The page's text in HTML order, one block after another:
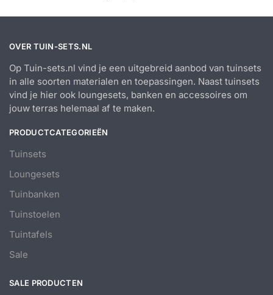
OVER TUIN-SETS.NL
Op Tuin-sets.nl vind je een uitgebreid aanbod van tuinsets
in alle soorten materialen en toepassingen. Naast tuinsets
vind je hier ook loungesets, banken en accessoires om
jouw terras helemaal af te maken.
PRODUCTCATEGORIEËN
Tuinsets
Loungesets
Tuinbanken
Tuinstoelen
Tuintafels
Sale
SALE PRODUCTEN